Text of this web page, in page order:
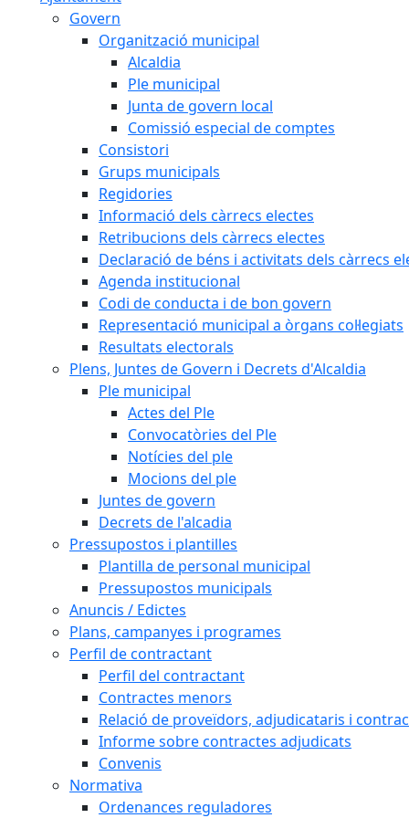
Govern
Organització municipal
Alcaldia
Ple municipal
Junta de govern local
Comissió especial de comptes
Consistori
Grups municipals
Regidories
Informació dels càrrecs electes
Retribucions dels càrrecs electes
Declaració de béns i activitats dels càrrecs
Agenda institucional
Codi de conducta i de bon govern
Representació municipal a òrgans col·legiats
Resultats electorals
Plens, Juntes de Govern i Decrets d'Alcaldia
Ple municipal
Actes del Ple
Convocatòries del Ple
Notícies del ple
Mocions del ple
Juntes de govern
Decrets de l'alcadia
Pressupostos i plantilles
Plantilla de personal municipal
Pressupostos municipals
Anuncis / Edictes
Plans, campanyes i programes
Perfil de contractant
Perfil del contractant
Contractes menors
Relació de proveïdors, adjudicataris i
Informe sobre contractes adjudicats
Convenis
Normativa
Ordenances reguladores